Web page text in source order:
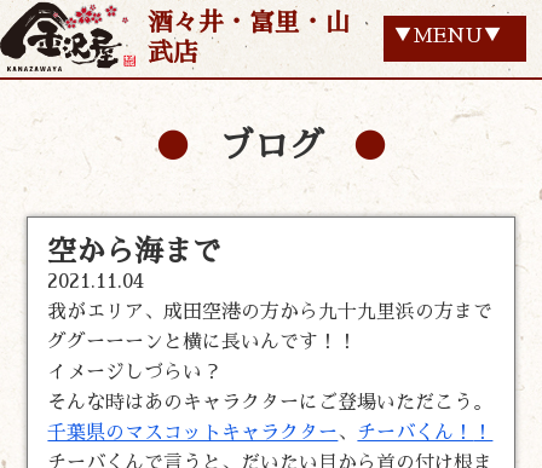
酒々井・富里・山
武店
▼MENU▼
ブログ
空から海まで
2021.11.04
我がエリア、成田空港の方から九十九里浜の方まで
ググーーーンと横に長いんです！！
イメージしづらい？
そんな時はあのキャラクターにご登場いただこう。
千葉県のマスコットキャラクター、 チーバくん！
！
チーバくんで言うと、だいたい目から首の付け根ま